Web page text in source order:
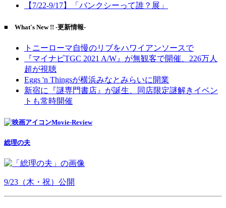
【7/22-9/17】「バンクシーって誰？展」
■ What's New !! -更新情報-
トニーローマ自慢のリブをハワイアンソースで
『マイナビTGC 2021 A/W』が無観客で開催、226万人
超が視聴
Eggs 'n Thingsが横浜みなとみらいに開業
新宿に『謎専門書店』が誕生、同店限定謎解きイベン
トも常時開催
Movie-Review
総理の夫
9/23（木・祝）公開